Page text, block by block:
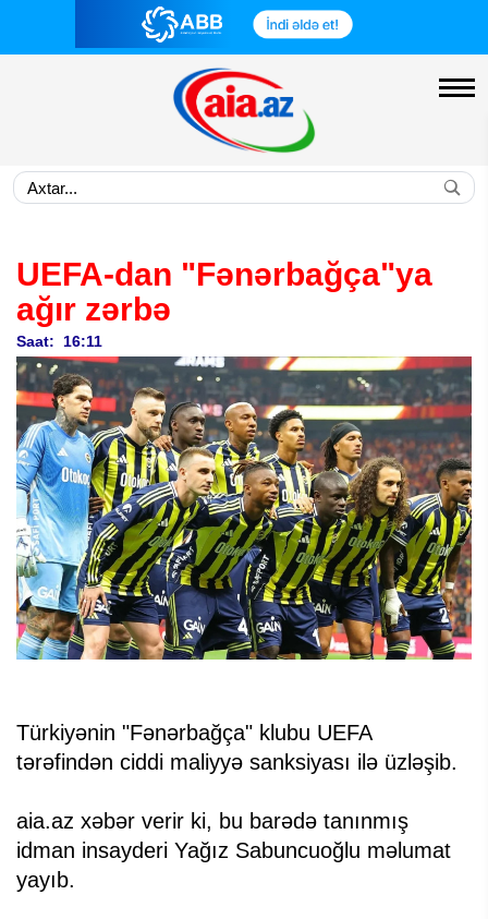
UEFA-dan "Fənərbağça"ya
ağır zərbə
Saat: 16:11
Türkiyənin "Fənərbağça" klubu UEFA
tərəfindən ciddi maliyyə sanksiyası ilə üzləşib.
aia.az xəbər verir ki, bu barədə tanınmış
idman insayderi Yağız Sabuncuoğlu məlumat
yayıb.